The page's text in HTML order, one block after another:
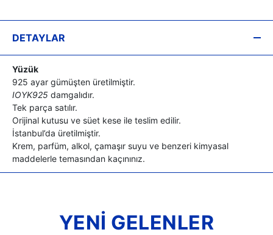
DETAYLAR
Yüzük
925 ayar gümüşten üretilmiştir.
IOYK925 damgalıdır.
Tek parça satılır.
Orijinal kutusu ve süet kese ile teslim edilir.
İstanbul’da üretilmiştir.
Krem, parfüm, alkol, çamaşır suyu ve benzeri kimyasal
maddelerle temasından kaçınınız.
YENİ GELENLER